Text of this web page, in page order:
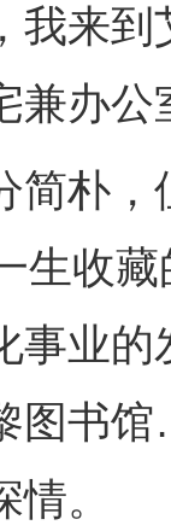
来到
兼办
朴，
生收
事业
图书
。